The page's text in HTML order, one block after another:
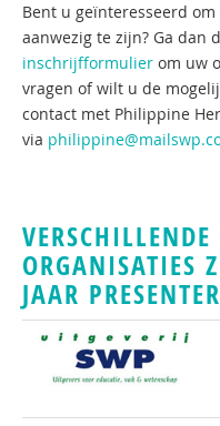
Bent u geïnteresseerd
aanwezig te zijn? Ga dan
inschrijfformulier om uw
vragen of wilt u de
contact met Philippine
via
ORGANISATIES
JAAR